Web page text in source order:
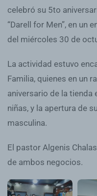
celebró su 5to
“Darell for Men”, en un
del miércoles 30 de
La actividad estuvo
Familia, quienes en un
aniversario de la tienda
niñas, y la apertura de
masculina.
El pastor Algenis
de ambos negocios.